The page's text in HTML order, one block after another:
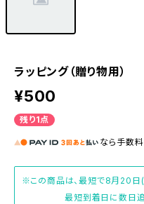
ラッピング（贈り物用）
¥500
残り1点
なら 手数
※この商品は、最短で8月20日(
最短到着日に数日追